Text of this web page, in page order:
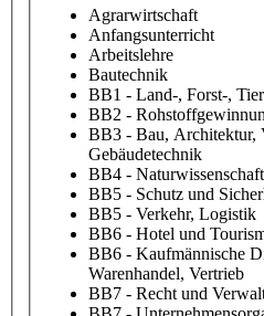
Agrarwirtschaft
Anfangsunterricht
Arbeitslehre
Bautechnik
BB1 - Land-, Forst-,
BB2 -
BB3 - Bau, Architektur,
Gebäudetechnik
BB4 -
BB5 - Schutz und
BB5 - Verkehr, Logistik
BB6 - Hotel und
BB6 - Kaufmännische
Warenhandel, Vertrieb
BB7 - Recht und